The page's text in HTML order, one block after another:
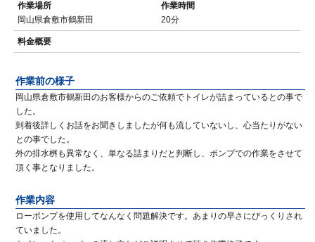
作業場所
岡山県倉敷市鶴新田
作業時間
20分
料金概要
作業前の様子
岡山県倉敷市鶴新田のお客様からのご依頼でトイレが詰まっているとの事で
した。
到着後詳しくお話をお聞きしましたが何も流していないし、心当たりがない
との事でした。
外の排水桝も異常なく、単なる詰まりだと判断し、ポンプでの作業をさせて
頂く事となりました。
作業内容
ローポンプを使用してなんなく問題解決です。あまりの早さにびっくりされ
ていました。